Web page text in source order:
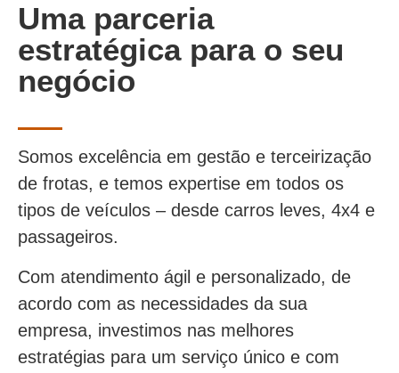
Uma parceria
estratégica para o seu
negócio
Somos excelência em gestão e terceirização
de frotas, e temos expertise em todos os
tipos de veículos – desde carros leves, 4x4 e
passageiros.
Com atendimento ágil e personalizado, de
acordo com as necessidades da sua
empresa, investimos nas melhores
estratégias para um serviço único e com